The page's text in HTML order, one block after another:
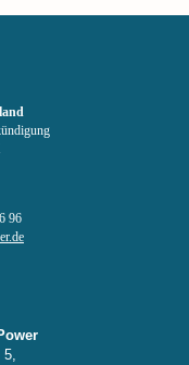
96
5,